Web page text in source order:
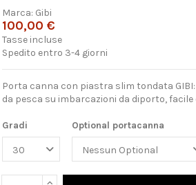
Marca: Gibi
100,00 €
Tasse incluse
Spedito entro 3-4 giorni
Porta canna con piastra slim tondata
da pesca su imbarcazioni da diporto, facile
Gradi Optional portacanna